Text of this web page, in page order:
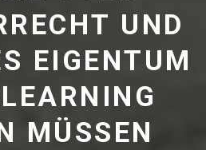
UND
EIGENTUM
MÜSSEN